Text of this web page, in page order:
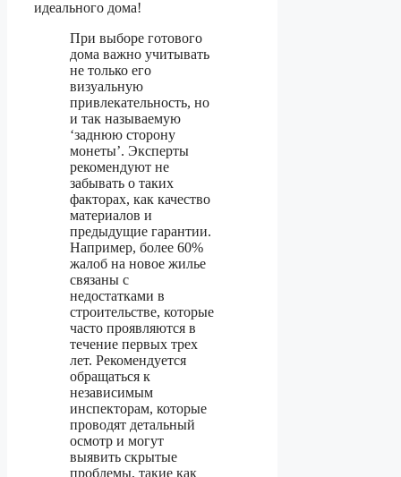
идеального дома!
При выборе готового
дома важно учитывать
не только его
визуальную
привлекательность, но
и так называемую
‘заднюю сторону
монеты’. Эксперты
рекомендуют не
забывать о таких
факторах, как качество
материалов и
предыдущие гарантии.
Например, более 60%
жалоб на новое жилье
связаны с
недостатками в
строительстве, которые
часто проявляются в
течение первых трех
лет. Рекомендуется
обращаться к
независимым
инспекторам, которые
проводят детальный
осмотр и могут
выявить скрытые
проблемы, такие как